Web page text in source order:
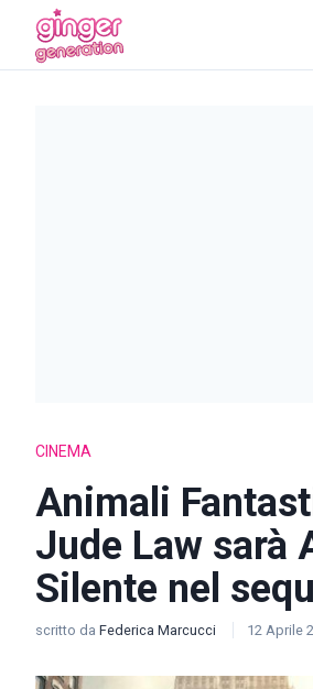
CINEMA
Animali
Jude Law sarà
Silente nel
scritto da Federica Marcucci 12 Aprile